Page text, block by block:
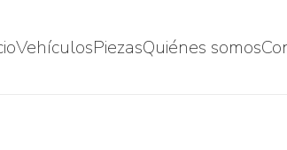
VehículosPiezasQuiénes somos